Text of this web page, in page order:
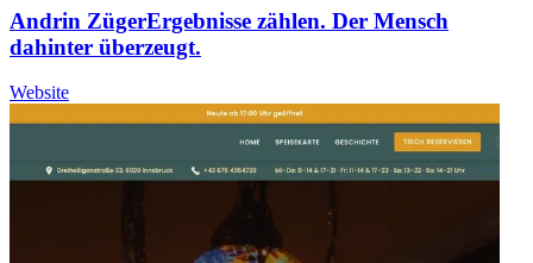
Andrin ZügerErgebnisse zählen. Der Mensch
dahinter überzeugt.
Website